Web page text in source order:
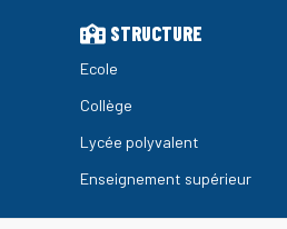
STRUCTURE
Ecole
Collège
Lycée polyvalent
Enseignement supérieur